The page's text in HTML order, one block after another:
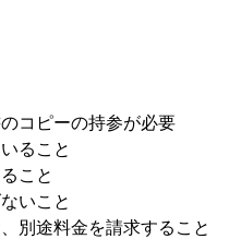
コピーの持参が必要
ること
こと
いこと
別途料金を請求すること